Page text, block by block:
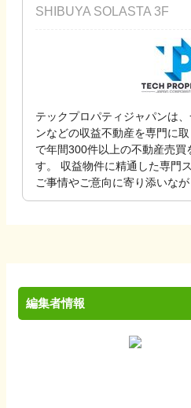
SHIBUYA SOLASTA 3F
テックプロパティジャパンは
ンなどの収益不動産を専門に
で年間300件以上の不動産売買
す。 収益物件に精通した専門
ご事情やご意向に寄り添いなが
編集者情報